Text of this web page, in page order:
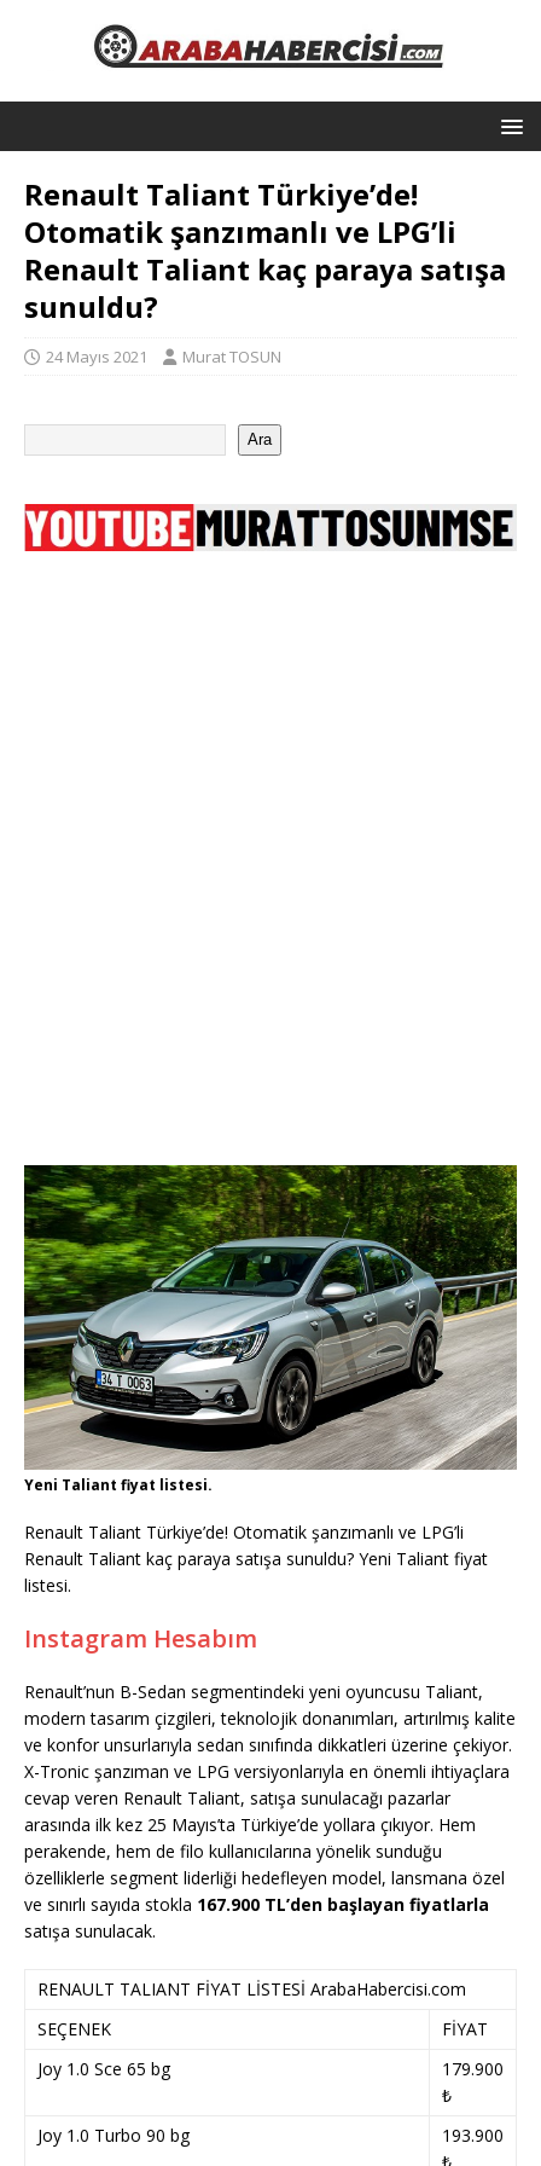
Renault Taliant Türkiye’de!
Otomatik şanzımanlı ve LPG’li
Renault Taliant kaç paraya satışa
sunuldu?
24 Mayıs 2021 Murat TOSUN
Ara
Yeni Taliant fiyat listesi.
Renault Taliant Türkiye’de! Otomatik şanzımanlı ve LPG’li
Renault Taliant kaç paraya satışa sunuldu? Yeni Taliant fiyat
listesi.
Instagram Hesabım
Renault’nun B-Sedan segmentindeki yeni oyuncusu Taliant,
modern tasarım çizgileri, teknolojik donanımları, artırılmış kalite
ve konfor unsurlarıyla sedan sınıfında dikkatleri üzerine çekiyor.
X-Tronic şanzıman ve LPG versiyonlarıyla en önemli ihtiyaçlara
cevap veren Renault Taliant, satışa sunulacağı pazarlar
arasında ilk kez 25 Mayıs’ta Türkiye’de yollara çıkıyor. Hem
perakende, hem de filo kullanıcılarına yönelik sunduğu
özelliklerle segment liderliği hedefleyen model, lansmana özel
ve sınırlı sayıda stokla 167.900 TL’den başlayan fiyatlarla
satışa sunulacak.
RENAULT TALIANT FİYAT LİSTESİ ArabaHabercisi.com
SEÇENEK
FİYAT
Joy 1.0 Sce 65 bg
179.900
₺
Joy 1.0 Turbo 90 bg
193.900